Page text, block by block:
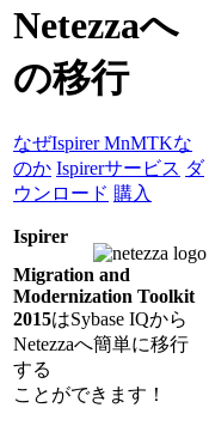
Netezzaへ
の移行
なぜIspirer MnMTKな
のか Ispirerサービス ダ
ウンロード 購入
Ispirer
Migration and
Modernization Toolkit
2015はSybase IQから
Netezzaへ簡単に移行
する
ことができます！